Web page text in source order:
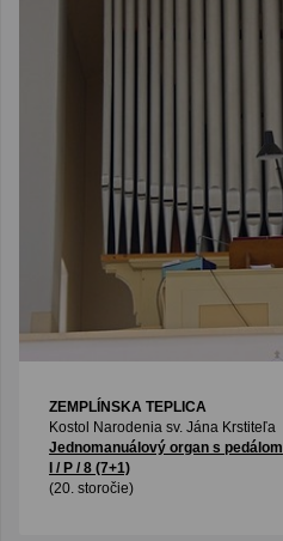
ZEMPLÍNSKA TEPLICA
Kostol Narodenia sv. Jána Krstiteľa
Jednomanuálový organ s pedálom
I / P / 8 (7+1)
(20. storočie)